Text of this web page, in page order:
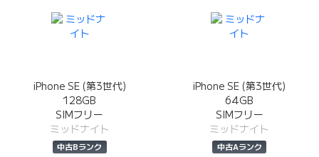
iPhone SE (第3世代)
128GB
SIMフリー
ミッドナイト
中古Bランク
iPhone SE (第3世代)
64GB
SIMフリー
ミッドナイト
中古Aランク